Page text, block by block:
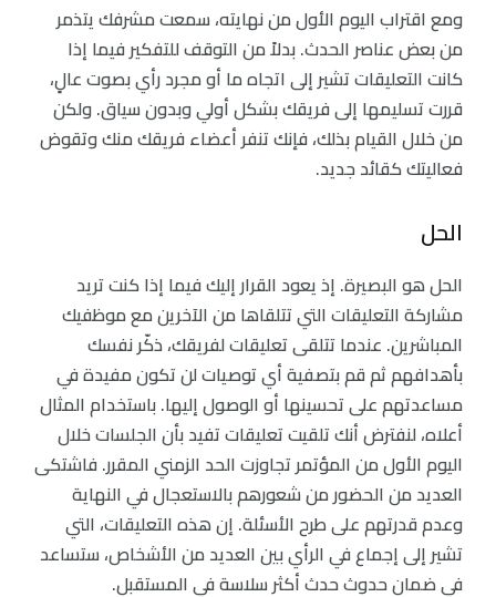
ومع اقتراب اليوم الأول من نهايته، سمعت مشرفك يتذمر
من بعض عناصر الحدث. بدلاً من التوقف للتفكير فيما إذا
كانت التعليقات تشير إلى اتجاه ما أو مجرد رأي بصوت عالٍ،
قررت تسليمها إلى فريقك بشكل أولي وبدون سياق. ولكن
من خلال القيام بذلك، فإنك تنفر أعضاء فريقك منك وتقوض
فعاليتك كقائد جديد.
الحل
الحل هو البصيرة. إذ يعود القرار إليك فيما إذا كنت تريد
مشاركة التعليقات التي تتلقاها من الآخرين مع موظفيك
المباشرين. عندما تتلقى تعليقات لفريقك، ذكّر نفسك
بأهدافهم ثم قم بتصفية أي توصيات لن تكون مفيدة في
مساعدتهم على تحسينها أو الوصول إليها. باستخدام المثال
أعلاه، لنفترض أنك تلقيت تعليقات تفيد بأن الجلسات خلال
اليوم الأول من المؤتمر تجاوزت الحد الزمني المقرر. فاشتكى
العديد من الحضور من شعورهم بالاستعجال في النهاية
وعدم قدرتهم على طرح الأسئلة. إن هذه التعليقات، التي
تشير إلى إجماع في الرأي بين العديد من الأشخاص، ستساعد
في ضمان حدوث حدث أكثر سلاسة في المستقبل.